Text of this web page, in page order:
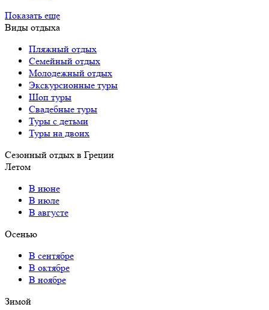
Показать еще
Виды отдыха
Пляжный отдых
Семейный отдых
Молодежный отдых
Экскурсионные туры
Шоп туры
Свадебные туры
Туры с детьми
Туры на двоих
Сезонный отдых в Греции
Летом
В июне
В июле
В августе
Осенью
В сентябре
В октябре
В ноябре
Зимой